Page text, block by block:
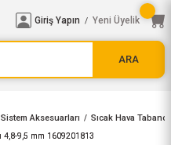
ARA
Giriş Yapın / Yeni Üyelik
Sistem Aksesuarları Sıcak Hava